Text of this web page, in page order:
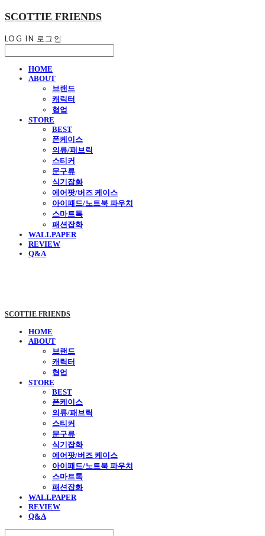
SCOTTIE FRIENDS
LOG IN 로그인
HOME
ABOUT
브랜드
캐릭터
협업
STORE
BEST
폰케이스
의류/패브릭
스티커
문구류
식기잡화
에어팟/버즈 케이스
아이패드/노트북 파우치
스마트톡
패션잡화
WALLPAPER
REVIEW
Q&A
SCOTTIE FRIENDS
HOME
ABOUT
브랜드
캐릭터
협업
STORE
BEST
폰케이스
의류/패브릭
스티커
문구류
식기잡화
에어팟/버즈 케이스
아이패드/노트북 파우치
스마트톡
패션잡화
WALLPAPER
REVIEW
Q&A